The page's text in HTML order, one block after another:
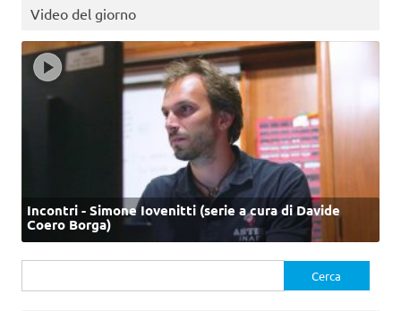
Video del giorno
Incontri - Simone Iovenitti (serie a cura di Davide
Coero Borga)
per: